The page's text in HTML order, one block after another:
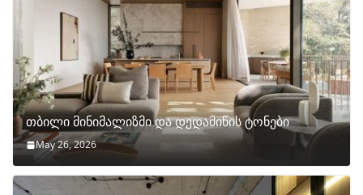
თბილი მინიმალიზმი და დედამიწის ტონები
May 26, 2026